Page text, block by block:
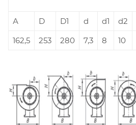
А D D1 d d1 d2
162,5
253 280 7,3 8 10